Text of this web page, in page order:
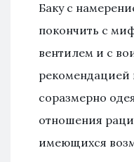
Баку с
покончить с
вентилем и с
рекомендацией
соразмерно
отношения
имеющихся